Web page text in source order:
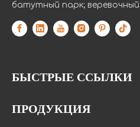
батутный парк; веревочный
БЫСТРЫЕ ССЫЛКИ
ПРОДУКЦИЯ